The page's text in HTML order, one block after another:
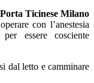
Ticinese Milano
con l’anestesia
essere cosciente
dal letto e camminare